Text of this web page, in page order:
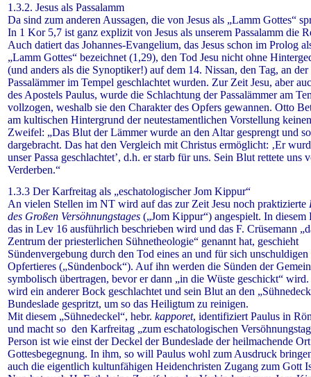
1.3.2. Jesus als Passalamm
Da sind zum anderen Aussagen, die von Jesus als „Lamm Gottes“
In 1 Kor 5,7 ist ganz explizit von Jesus als unserem Passalamm die
Auch datiert das Johannes-Evangelium, das Jesus schon im Prolog
„Lamm Gottes“ bezeichnet (1,29), den Tod Jesu nicht ohne
(und anders als die Synoptiker!) auf dem 14. Nissan, den Tag, an der
Passalämmer im Tempel geschlachtet wurden. Zur Zeit Jesu, aber
des Apostels Paulus, wurde die Schlachtung der Passalämmer am
vollzogen, weshalb sie den Charakter des Opfers gewannen. Otto
am kultischen Hintergrund der neutestamentlichen Vorstellung keinen
Zweifel: „Das Blut der Lämmer wurde an den Altar gesprengt und
dargebracht. Das hat den Vergleich mit Christus ermöglicht: ‚Er
unser Passa geschlachtet’, d.h. er starb für uns. Sein Blut rettete uns
Verderben.“
1.3.3 Der Karfreitag als „eschatologischer Jom Kippur“
An vielen Stellen im NT wird auf das zur Zeit Jesu noch praktizierte
des Großen Versöhnungstages („Jom Kippur“) angespielt. In diesem
das in Lev 16 ausführlich beschrieben wird und das F. Crüsemann
Zentrum der priesterlichen Sühnetheologie“ genannt hat, geschieht
Sündenvergebung durch den Tod eines an und für sich unschuldigen
Opfertieres („Sündenbock“). Auf ihn werden die Sünden der
symbolisch übertragen, bevor er dann „in die Wüste geschickt“
wird ein anderer Bock geschlachtet und sein Blut an den
Bundeslade gespritzt, um so das Heiligtum zu reinigen.
Mit diesem „Sühnedeckel“, hebr. kapporet, identifiziert Paulus in
und macht so den Karfreitag „zum eschatologischen
Person ist wie einst der Deckel der Bundeslade der heilmachende
Gottesbegegnung. In ihm, so will Paulus wohl zum Ausdruck
auch die eigentlich kultunfähigen Heidenchristen Zugang zum Gott